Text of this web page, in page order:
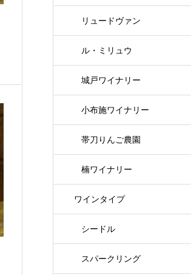
リュードヴァン
ル・ミリュウ
城戸ワイナリー
小布施ワイナリー
帯刀りんご農園
楠ワイナリー
ワインタイプ
シードル
スパークリング